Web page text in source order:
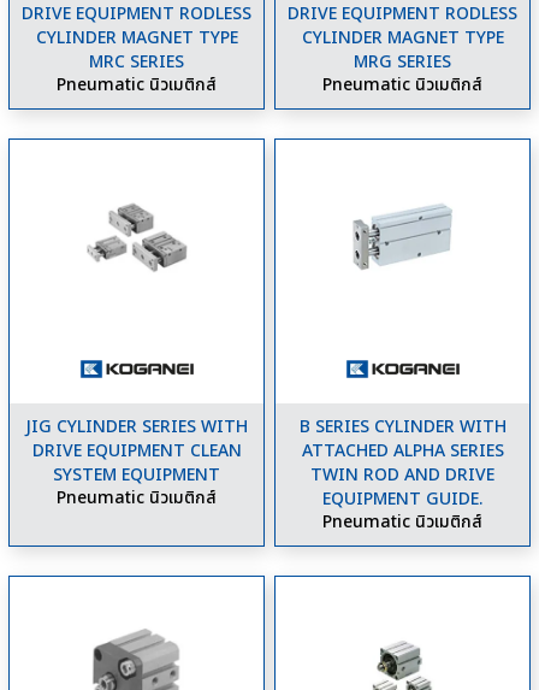
DRIVE EQUIPMENT RODLESS
CYLINDER MAGNET TYPE
MRC SERIES
Pneumatic นิวเมติกส์
DRIVE EQUIPMENT RODLESS
CYLINDER MAGNET TYPE
MRG SERIES
Pneumatic นิวเมติกส์
JIG CYLINDER SERIES WITH
DRIVE EQUIPMENT CLEAN
SYSTEM EQUIPMENT
Pneumatic นิวเมติกส์
B SERIES CYLINDER WITH
ATTACHED ALPHA SERIES
TWIN ROD AND DRIVE
EQUIPMENT GUIDE.
Pneumatic นิวเมติกส์